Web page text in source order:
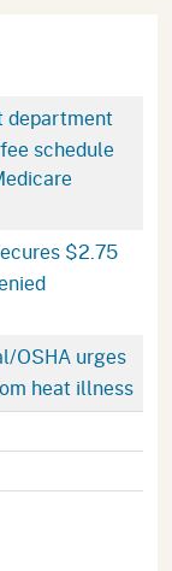
department
schedule
$2.75
OSHA urges
heat illness